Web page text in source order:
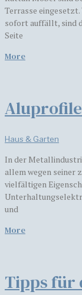
Terrasse eingesetzt.
sofort auffällt, sind
Seite
More
Haus & Garten
In der
allem wegen seiner
vielfältigen
und
More
Tipps für